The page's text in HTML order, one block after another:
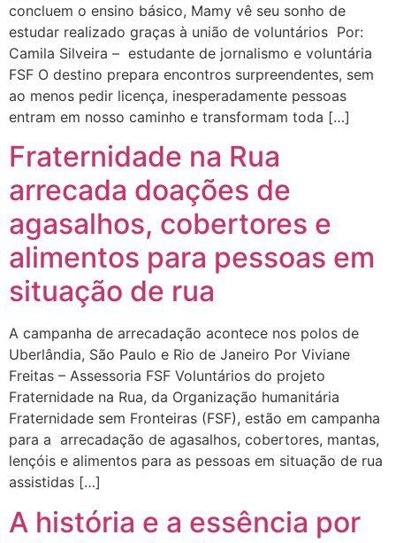
concluem o ensino básico, Mamy vê seu sonho de
estudar realizado graças à união de voluntários Por:
Camila Silveira – estudante de jornalismo e voluntária
FSF O destino prepara encontros surpreendentes, sem
ao menos pedir licença, inesperadamente pessoas
entram em nosso caminho e transformam toda […]
Fraternidade na Rua
arrecada doações de
agasalhos, cobertores e
alimentos para pessoas em
situação de rua
A campanha de arrecadação acontece nos polos de
Uberlândia, São Paulo e Rio de Janeiro Por Viviane
Freitas – Assessoria FSF Voluntários do projeto
Fraternidade na Rua, da Organização humanitária
Fraternidade sem Fronteiras (FSF), estão em campanha
para a arrecadação de agasalhos, cobertores, mantas,
lençóis e alimentos para as pessoas em situação de rua
assistidas […]
A história e a essência por